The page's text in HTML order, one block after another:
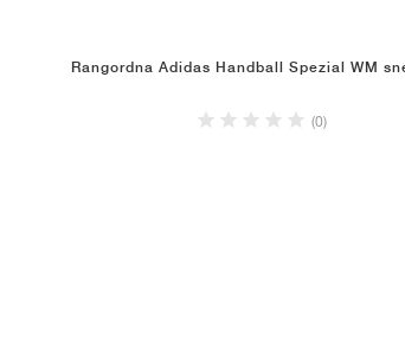
Rangordna Adidas Handball Spezial WM
(0)